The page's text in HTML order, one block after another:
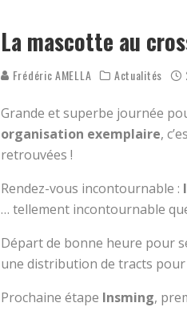
La mascotte au
Frédéric AMELLA Actualités
Grande et superbe journée
organisation exemplaire,
retrouvées !
Rendez-vous incontournable :
… tellement incontournable
Départ de bonne heure pour
une distribution de tracts
Prochaine étape Insming,